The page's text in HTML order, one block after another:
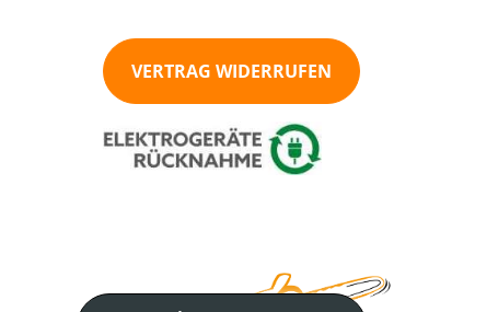
VERTRAG WIDERRUFEN